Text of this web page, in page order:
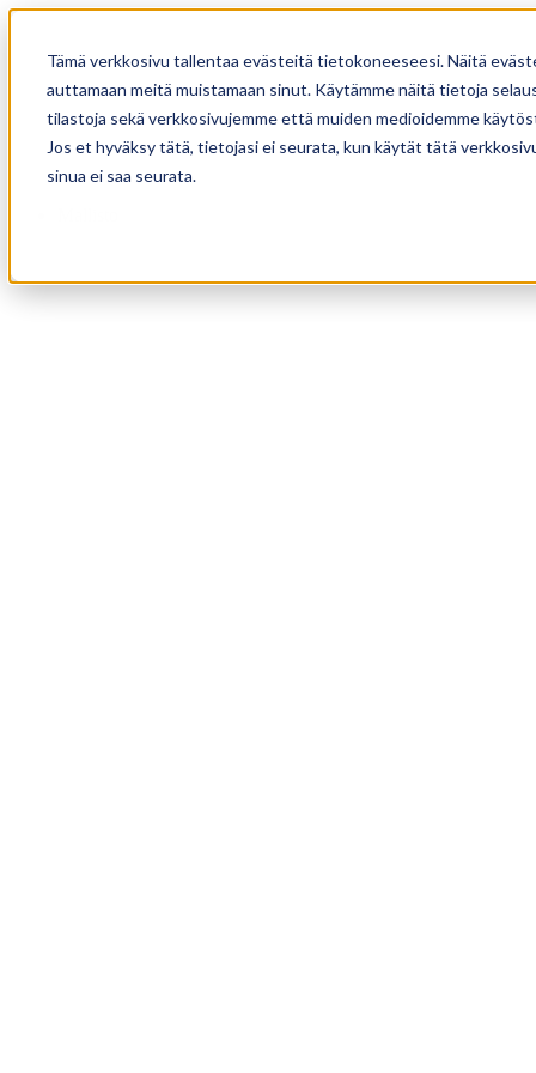
Tämä verkkosivu tallentaa evästeitä tietokoneeseesi. Näitä
auttamaan meitä muistamaan sinut. Käytämme näitä tietoja
tilastoja sekä verkkosivujemme että muiden medioidemme
Jos et hyväksy tätä, tietojasi ei seurata, kun käytät tätä
sinua ei saa seurata.